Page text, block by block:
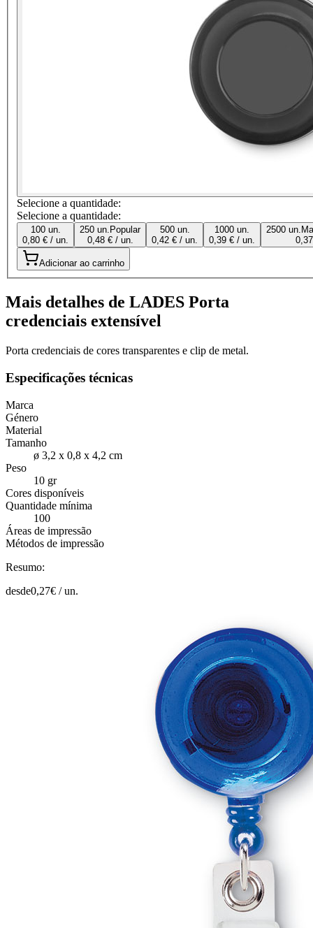
Selecione a quantidade:
Selecione a quantidade:
100 un.
0,80 € / un.
250 un. Popular
0,48 € / un.
500 un.
0,42 € / un.
1000 un.
0,39 € / un.
2500 un.
Adicionar ao carrinho
Mais detalhes de LADES Porta
credenciais extensível
Porta credenciais de cores transparentes e clip de metal.
Especificações técnicas
Marca
Género
Material
Tamanho
ø 3,2 x 0,8 x 4,2 cm
Peso
10 gr
Cores disponíveis
Quantidade mínima
100
Áreas de impressão
Métodos de impressão
Resumo:
desde0,27€ /un.